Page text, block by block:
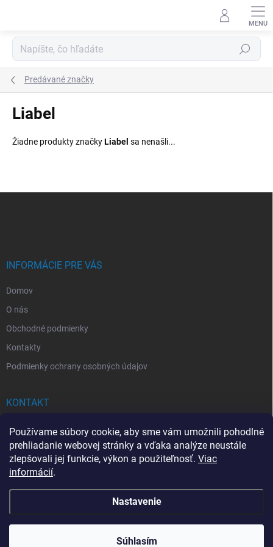
Používame súbory cookie, aby sme vám umožnili pohodlné
prehliadanie webovej stránky a vďaka analýze neustále
zlepšovali jej funkcie, výkon a použiteľnosť. Viac
informácií.
Nastavenie
Súhlasím
Hľadať
Predávané značky
Liabel
Žiadne produkty značkyLiabel sa nenašli...
INFORMÁCIE PRE VÁS
Domov
O nás
Obchodné podmienky
Kontakty
Podmienky ochrany osobných údajov
KONTAKT
info@drogerkovo.sk
Copyright 2026Drogerkovo. Všetky práva vyhradené.Upraviť nastavenie
cookies